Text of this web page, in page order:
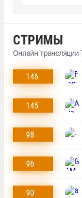
СТРИМЫ
Онлайн трансляции
146
145
98
96
90